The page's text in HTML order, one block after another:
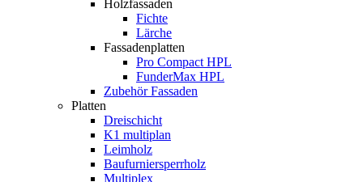
Holzfassaden
Fichte
Lärche
Fassadenplatten
Pro Compact HPL
FunderMax HPL
Zubehör Fassaden
Platten
Dreischicht
K1 multiplan
Leimholz
Baufurniersperrholz
Multiplex